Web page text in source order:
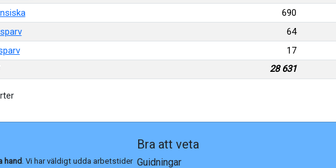
690
64
17
28 631
hand. Vi har väldigt udda arbetstider
Bra att veta
Guidningar